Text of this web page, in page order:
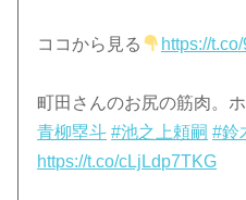
ココから見る https://
町田さんのお尻の筋肉。
青柳塁斗 #池之上頼嗣 #鈴
https://t.co/cLjLdp7TKG